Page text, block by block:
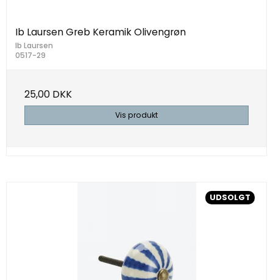
Ib Laursen Greb Keramik Olivengrøn
Ib Laursen
0517-29
25,00 DKK
Vis produkt
UDSOLGT